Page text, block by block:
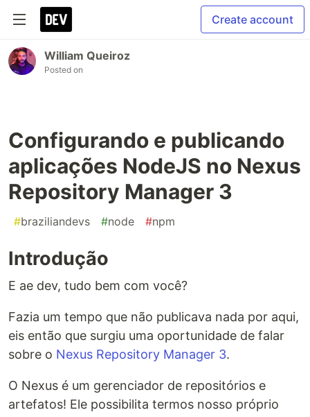
Create account
William Queiroz
Posted on
Configurando e publicando
aplicações NodeJS no Nexus
Repository Manager 3
#braziliandevs #node #npm
Introdução
E ae dev, tudo bem com você?
Fazia um tempo que não publicava nada por aqui,
eis então que surgiu uma oportunidade de falar
sobre o Nexus Repository Manager 3.
O Nexus é um gerenciador de repositórios e
artefatos! Ele possibilita termos nosso próprio